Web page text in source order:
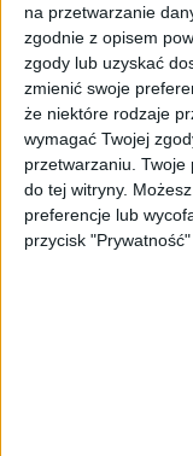
na przetwarzanie
zgodnie z opisem
zgody lub uzyskać
zmienić swoje
że niektóre rodzaje
wymagać Twojej
przetwarzaniu.
do tej witryny.
preferencje lub
przycisk
wgranie języka
ustawiony język
odpowiednią